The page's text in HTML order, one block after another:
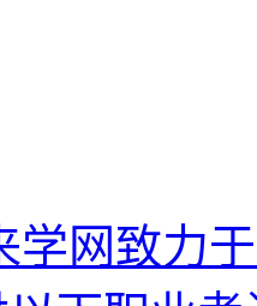
学网致力